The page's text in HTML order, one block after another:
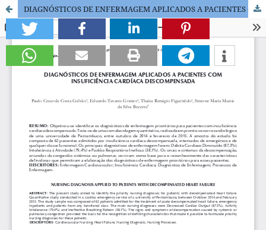
DIAGNÓSTICOS DE ENFERMAGEM APLICADOS A PACIENTES COM INSUFICIÊNCIA CARDÍACA DESCOMPENSADA